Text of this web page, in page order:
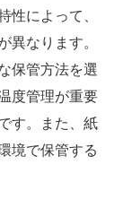
性によって、
異なります。
保管方法を選
度管理が重要
す。また、紙
境で保管する